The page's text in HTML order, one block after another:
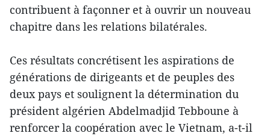
contribuent à façonner et à ouvrir un nouveau
chapitre dans les relations bilatérales.
Ces résultats concrétisent les aspirations de
générations de dirigeants et de peuples des
deux pays et soulignent la détermination du
président algérien Abdelmadjid Tebboune à
renforcer la coopération avec le Vietnam, a-t-il